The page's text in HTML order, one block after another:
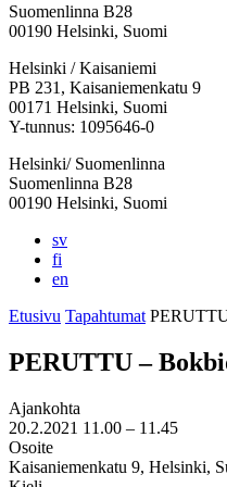
Suomenlinna B28
00190 Helsinki, Suomi
Facebook:
Avataan
uuteen
välilehteen
Instagram:
Avataan
uuteen
välilehteen
TikTok:
Avataan
uuteen
välilehteen
Youtube:
Avataan
uuteen
välilehteen
Vimeo:
Avataan
uuteen
välilehteen
Helsinki / Kaisaniemi
PB 231, Kaisaniemenkatu 9
00171 Helsinki, Suomi
Y-tunnus: 1095646-0
Helsinki/ Suomenlinna
Suomenlinna B28
00190 Helsinki, Suomi
sv
fi
en
Etusivu Tapahtumat
PERUTTU –
Ajankohta
20.2.2021 11.00 – 11.45
Osoite
Kaisaniemenkatu 9, Helsinki,